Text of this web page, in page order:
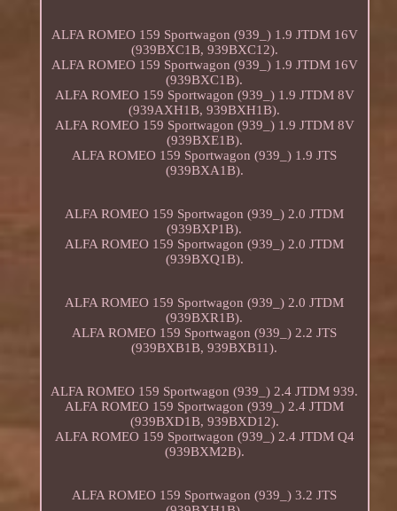
ALFA ROMEO 159 Sportwagon (939_) 1.9 JTDM 16V
(939BXC1B, 939BXC12).
ALFA ROMEO 159 Sportwagon (939_) 1.9 JTDM 16V
(939BXC1B).
ALFA ROMEO 159 Sportwagon (939_) 1.9 JTDM 8V
(939AXH1B, 939BXH1B).
ALFA ROMEO 159 Sportwagon (939_) 1.9 JTDM 8V
(939BXE1B).
ALFA ROMEO 159 Sportwagon (939_) 1.9 JTS
(939BXA1B).
ALFA ROMEO 159 Sportwagon (939_) 2.0 JTDM
(939BXP1B).
ALFA ROMEO 159 Sportwagon (939_) 2.0 JTDM
(939BXQ1B).
ALFA ROMEO 159 Sportwagon (939_) 2.0 JTDM
(939BXR1B).
ALFA ROMEO 159 Sportwagon (939_) 2.2 JTS
(939BXB1B, 939BXB11).
ALFA ROMEO 159 Sportwagon (939_) 2.4 JTDM 939.
ALFA ROMEO 159 Sportwagon (939_) 2.4 JTDM
(939BXD1B, 939BXD12).
ALFA ROMEO 159 Sportwagon (939_) 2.4 JTDM Q4
(939BXM2B).
ALFA ROMEO 159 Sportwagon (939_) 3.2 JTS